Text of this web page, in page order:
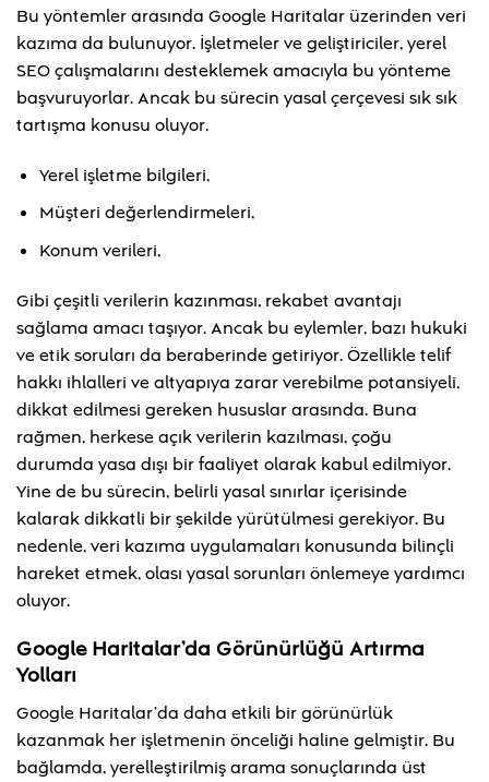
Bu yöntemler arasında Google Haritalar üzerinden veri
kazıma da bulunuyor. İşletmeler ve geliştiriciler, yerel
SEO çalışmalarını desteklemek amacıyla bu yönteme
başvuruyorlar. Ancak bu sürecin yasal çerçevesi sık sık
tartışma konusu oluyor.
Yerel işletme bilgileri,
Müşteri değerlendirmeleri,
Konum verileri,
Gibi çeşitli verilerin kazınması, rekabet avantajı
sağlama amacı taşıyor. Ancak bu eylemler, bazı hukuki
ve etik soruları da beraberinde getiriyor. Özellikle telif
hakkı ihlalleri ve altyapıya zarar verebilme potansiyeli,
dikkat edilmesi gereken hususlar arasında. Buna
rağmen, herkese açık verilerin kazılması, çoğu
durumda yasa dışı bir faaliyet olarak kabul edilmiyor.
Yine de bu sürecin, belirli yasal sınırlar içerisinde
kalarak dikkatli bir şekilde yürütülmesi gerekiyor. Bu
nedenle, veri kazıma uygulamaları konusunda bilinçli
hareket etmek, olası yasal sorunları önlemeye yardımcı
oluyor.
Google Haritalar’da Görünürlüğü Artırma
Yolları
Google Haritalar’da daha etkili bir görünürlük
kazanmak her işletmenin önceliği haline gelmiştir. Bu
bağlamda, yerelleştirilmiş arama sonuçlarında üst